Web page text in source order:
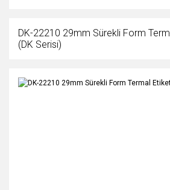
DK-22210 29mm Sürekli Form
(DK Serisi)